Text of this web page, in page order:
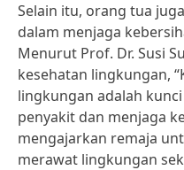
Selain itu, orang tua
dalam menjaga
Menurut Prof. Dr. Susi
kesehatan lingkungan,
lingkungan adalah
penyakit dan menjaga
mengajarkan remaja
merawat lingkungan